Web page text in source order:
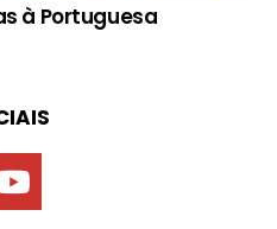
à Portuguesa
youtube